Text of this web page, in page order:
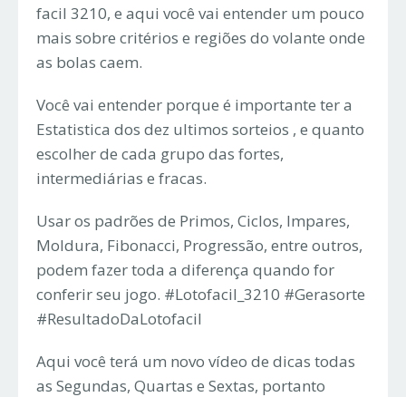
facil 3210, e aqui você vai entender um pouco
mais sobre critérios e regiões do volante onde
as bolas caem.
Você vai entender porque é importante ter a
Estatistica dos dez ultimos sorteios , e quanto
escolher de cada grupo das fortes,
intermediárias e fracas.
Usar os padrões de Primos, Ciclos, Impares,
Moldura, Fibonacci, Progressão, entre outros,
podem fazer toda a diferença quando for
conferir seu jogo. #Lotofacil_3210 #Gerasorte
#ResultadoDaLotofacil
Aqui você terá um novo vídeo de dicas todas
as Segundas, Quartas e Sextas, portanto